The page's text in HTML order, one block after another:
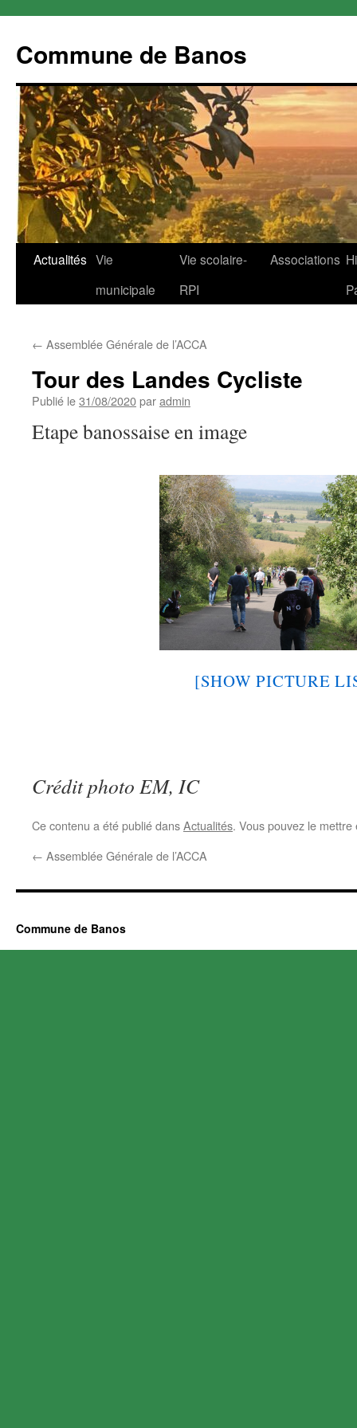
Commune de Banos
Aller
Actualités Vie
municipale
Vie scolaire-
RPI
Associations
← Assemblée Générale de l’ACCA
Tour des Landes Cycliste
Publié le31/08/2020paradmin
Etape banossaise en image
[SHOW PICTURE
Crédit photo EM, IC
Ce contenu a été publié dansActualités. Vous pouvez le
← Assemblée Générale de l’ACCA
Commune de Banos